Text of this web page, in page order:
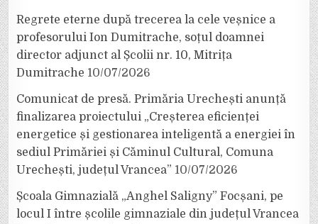
Regrete eterne după trecerea la cele veșnice a
profesorului Ion Dumitrache, soțul doamnei
director adjunct al Școlii nr. 10, Mitrița
Dumitrache 10/07/2026
Comunicat de presă. Primăria Urechești anunță
finalizarea proiectului „Creșterea eficienței
energetice și gestionarea inteligentă a energiei în
sediul Primăriei și Căminul Cultural, Comuna
Urechești, județul Vrancea” 10/07/2026
Școala Gimnazială „Anghel Saligny” Focșani, pe
locul I între școlile gimnaziale din județul Vrancea